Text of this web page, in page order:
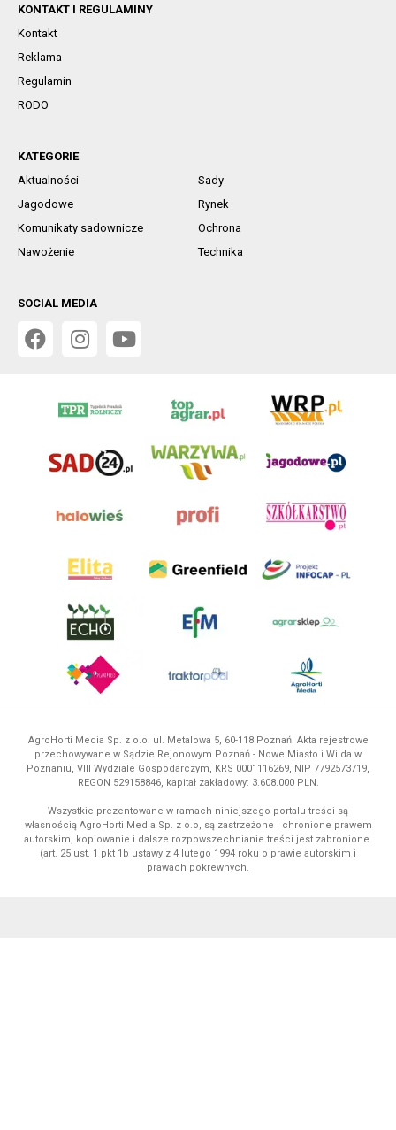
KONTAKT I REGULAMINY
Kontakt
Reklama
Regulamin
RODO
KATEGORIE
Aktualności
Sady
Jagodowe
Rynek
Komunikaty sadownicze
Ochrona
Nawożenie
Technika
SOCIAL MEDIA
AgroHorti Media Sp. z o.o. ul. Metalowa 5, 60-118 Poznań. Akta rejestrowe
przechowywane w Sądzie Rejonowym Poznań - Nowe Miasto i Wilda w
Poznaniu, VIII Wydziale Gospodarczym, KRS 0001116269, NIP 7792573719,
REGON 529158846, kapitał zakładowy: 3.608.000 PLN.
Wszystkie prezentowane w ramach niniejszego portalu treści są
własnością AgroHorti Media Sp. z o.o, są zastrzeżone i chronione prawem
autorskim, kopiowanie i dalsze rozpowszechnianie treści jest zabronione.
(art. 25 ust. 1 pkt 1b ustawy z 4 lutego 1994 roku o prawie autorskim i
prawach pokrewnych.